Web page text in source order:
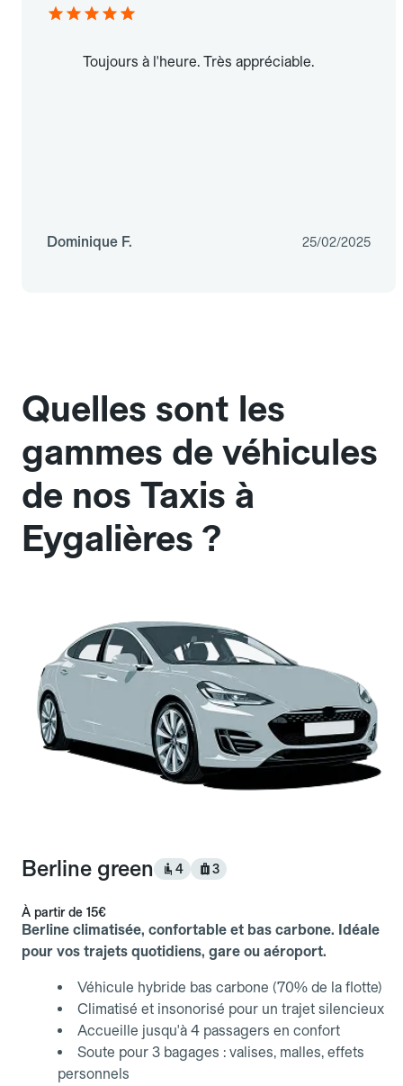
Toujours à l'heure. Très appréciable.
Dominique F. 25/02/2025
Quelles sont les
gammes de véhicules
de nos Taxis à
Eygalières ?
Berline green 4 3
À partir de 15€
Berline climatisée, confortable et bas carbone. Idéale
pour vos trajets quotidiens, gare ou aéroport.
Véhicule hybride bas carbone (70% de la flotte)
Climatisé et insonorisé pour un trajet silencieux
Accueille jusqu'à 4 passagers en confort
Soute pour 3 bagages : valises, malles, effets
personnels